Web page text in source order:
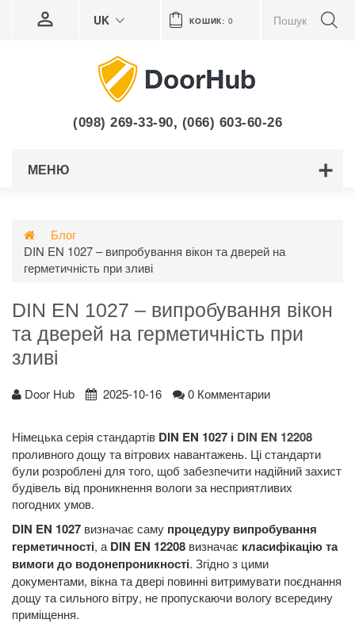
КОШИК: 0
UK
(098) 269-33-90, (066) 603-60-26
МЕНЮ
Блог
DIN EN 1027 – випробування вікон та дверей на
герметичність при зливі
DIN EN 1027 – випробування вікон
та дверей на герметичність при
зливі
Door Hub 2025-10-16 0 Комментарии
Німецька серія стандартів DIN EN 1027 і DIN EN 12208
проливного дощу та вітрових навантажень. Ці стандарти
були розроблені для того, щоб забезпечити надійний захист
будівель від проникнення вологи за несприятливих
погодних умов.
DIN EN 1027 визначає саму процедуру випробування
герметичності, а DIN EN 12208 визначає класифікацію та
вимоги до водонепроникності. Згідно з цими
документами, вікна та двері повинні витримувати поєднання
дощу та сильного вітру, не пропускаючи вологу всередину
приміщення.